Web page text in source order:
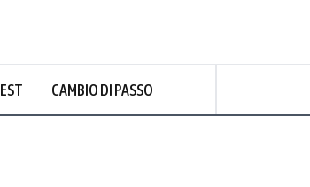
CAMBIO DI PASSO
Nuvoloso